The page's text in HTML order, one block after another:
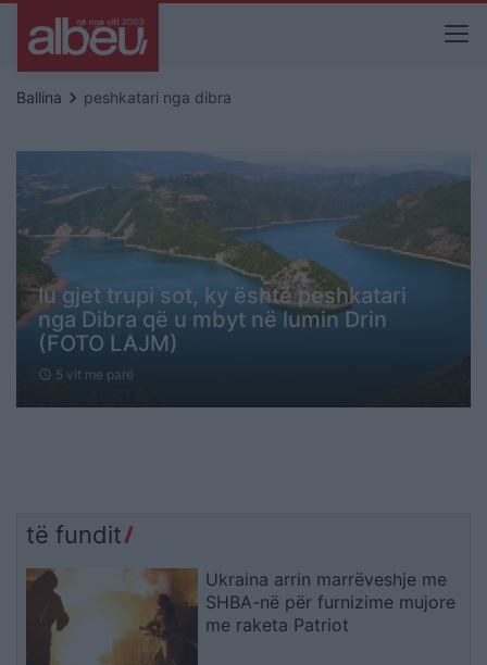
Ballina keyboard_arrow_right peshkatari nga dibra
Iu gjet trupi sot, ky është peshkatari
nga Dibra që u mbyt në lumin Drin
(FOTO LAJM)
schedule 5 vit me parë
të fundit
Ukraina arrin marrëveshje me
SHBA-në për furnizime mujore
me raketa Patriot